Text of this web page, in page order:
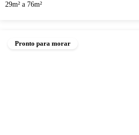
29m² a 76m²
Pronto para morar